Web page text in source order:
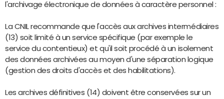
l'archivage électronique de données à caractère personnel :
La CNIL recommande que l'accès aux archives intermédiaires
(13) soit limité à un service spécifique (par exemple le
service du contentieux) et qu'il soit procédé à un isolement
des données archivées au moyen d'une séparation logique
(gestion des droits d'accès et des habilitations).
Les archives définitives (14) doivent être conservées sur un